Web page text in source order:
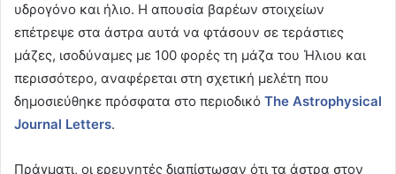
υδρογόνο και ήλιο. Η απουσία βαρέων στοιχείων
επέτρεψε στα άστρα αυτά να φτάσουν σε τεράστιες
μάζες, ισοδύναμες με 100 φορές τη μάζα του Ήλιου και
περισσότερο, αναφέρεται στη σχετική μελέτη που
δημοσιεύθηκε πρόσφατα στο περιοδικό The Astrophysical
Journal Letters.
Πράγματι, οι ερευνητές διαπίστωσαν ότι τα άστρα στον